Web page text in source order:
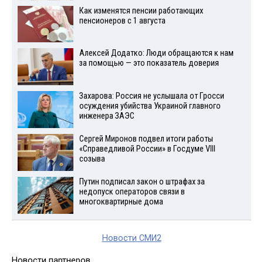
Как изменятся пенсии работающих
пенсионеров с 1 августа
Алексей Додатко: Люди обращаются к нам
за помощью — это показатель доверия
Захарова: Россия не услышала от Гросси
осуждения убийства Украиной главного
инженера ЗАЭС
Сергей Миронов подвел итоги работы
«Справедливой России» в Госдуме VIII
созыва
Путин подписал закон о штрафах за
недопуск операторов связи в
многоквартирные дома
Новости СМИ2